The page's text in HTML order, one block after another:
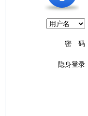
密 码
隐身登录